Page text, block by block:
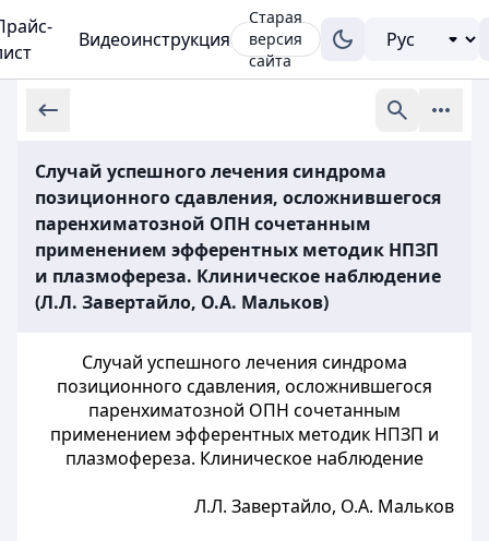
Видеоинструкция
Старая
версия
сайта
Случай успешного лечения синдрома
позиционного сдавления, осложнившегося
паренхиматозной ОПН сочетанным
применением эфферентных методик НПЗП
и плазмофереза. Клиническое наблюдение
(Л.Л. Завертайло, О.А. Мальков)
Случай успешного лечения синдрома
позиционного сдавления, осложнившегося
паренхиматозной ОПН сочетанным
применением эфферентных методик НПЗП и
плазмофереза. Клиническое наблюдение
Л.Л. Завертайло, О.А. Мальков